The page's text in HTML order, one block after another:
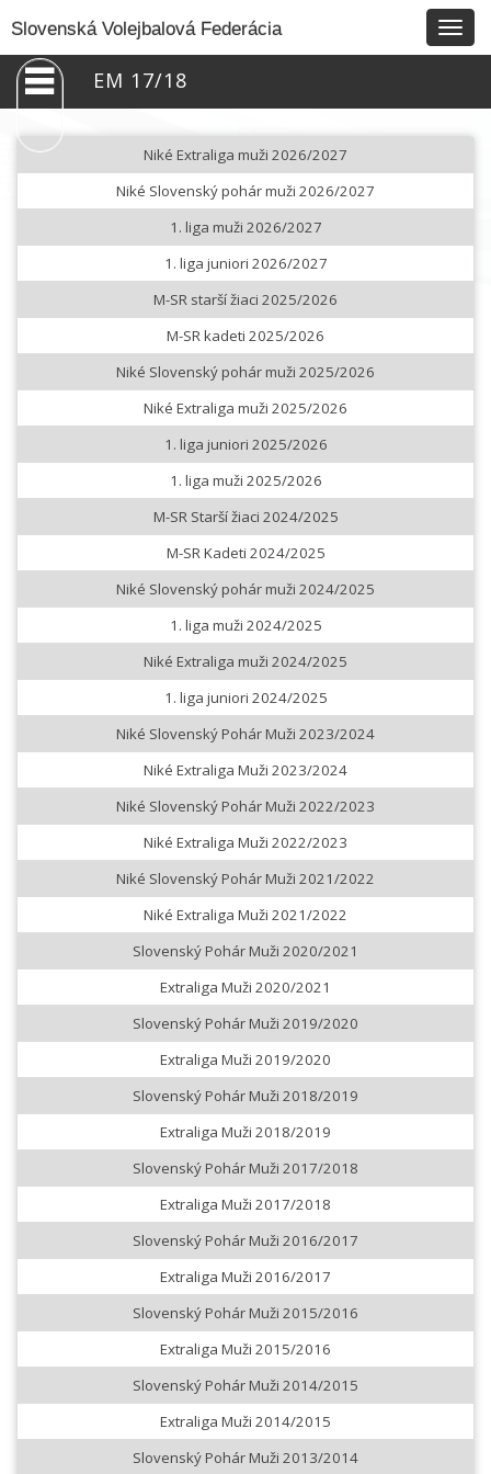
Slovenská Volejbalová Federácia
EM 17/18
Niké Extraliga muži 2026/2027
Niké Slovenský pohár muži 2026/2027
1. liga muži 2026/2027
1. liga juniori 2026/2027
M-SR starší žiaci 2025/2026
M-SR kadeti 2025/2026
Niké Slovenský pohár muži 2025/2026
Niké Extraliga muži 2025/2026
1. liga juniori 2025/2026
1. liga muži 2025/2026
M-SR Starší žiaci 2024/2025
M-SR Kadeti 2024/2025
Niké Slovenský pohár muži 2024/2025
1. liga muži 2024/2025
Niké Extraliga muži 2024/2025
1. liga juniori 2024/2025
Niké Slovenský Pohár Muži 2023/2024
Niké Extraliga Muži 2023/2024
Niké Slovenský Pohár Muži 2022/2023
Niké Extraliga Muži 2022/2023
Niké Slovenský Pohár Muži 2021/2022
Niké Extraliga Muži 2021/2022
Slovenský Pohár Muži 2020/2021
Extraliga Muži 2020/2021
Slovenský Pohár Muži 2019/2020
Extraliga Muži 2019/2020
Slovenský Pohár Muži 2018/2019
Extraliga Muži 2018/2019
Slovenský Pohár Muži 2017/2018
Extraliga Muži 2017/2018
Slovenský Pohár Muži 2016/2017
Extraliga Muži 2016/2017
Slovenský Pohár Muži 2015/2016
Extraliga Muži 2015/2016
Slovenský Pohár Muži 2014/2015
Extraliga Muži 2014/2015
Slovenský Pohár Muži 2013/2014